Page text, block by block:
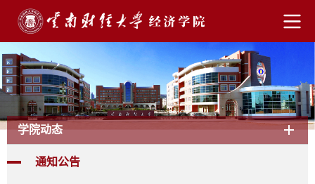
学院动态
通知公告